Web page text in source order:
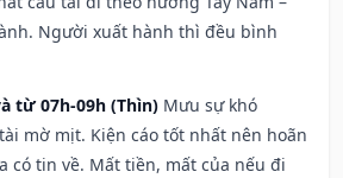
Người xuất hành thì đều bình
từ 07h-09h (Thìn) Mưu sự khó
mờ mịt. Kiện cáo tốt nhất nên hoãn
có tin về. Mất tiền, mất của nếu đi